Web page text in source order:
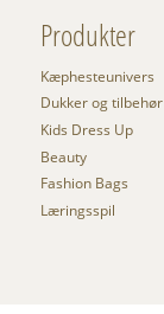
Produkter
Kæphesteunivers
Dukker og tilbehør
Kids Dress Up
Beauty
Fashion Bags
Læringsspil